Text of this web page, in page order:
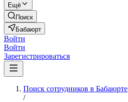
Ещё
Поиск
Бабаюрт
Войти
Войти
Зарегистрироваться
Поиск сотрудников в Бабаюрте
/